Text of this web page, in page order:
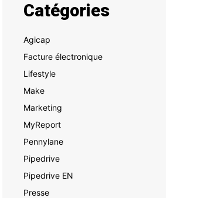
Catégories
Agicap
Facture électronique
Lifestyle
Make
Marketing
MyReport
Pennylane
Pipedrive
Pipedrive EN
Presse